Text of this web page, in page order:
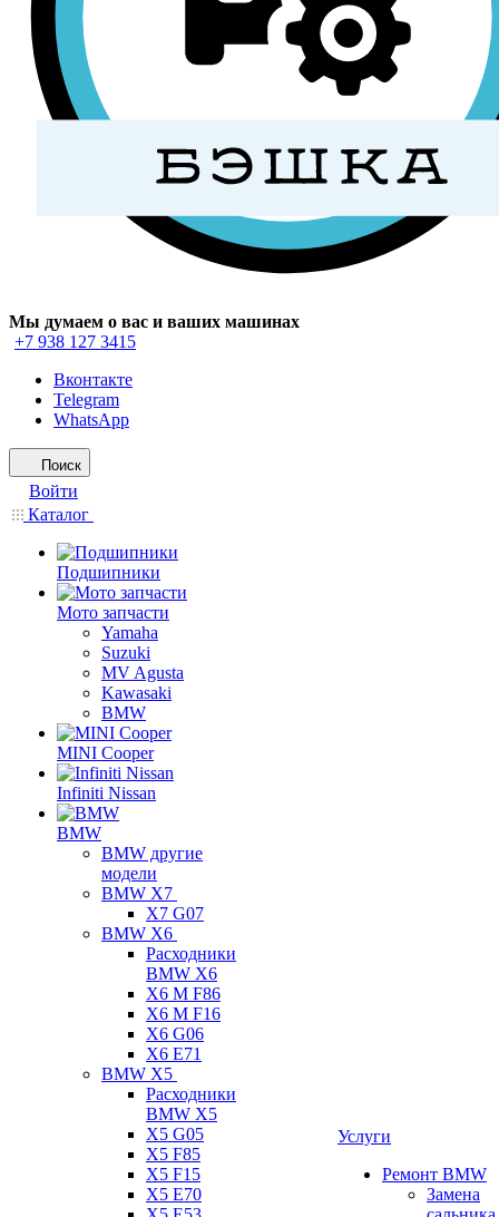
Мы думаем о вас и ваших машинах
+7 938 127 3415
Вконтакте
Telegram
WhatsApp
Поиск
Войти
Каталог
Подшипники
Мото запчасти
Yamaha
Suzuki
MV Agusta
Kawasaki
BMW
MINI Cooper
Infiniti Nissan
BMW
BMW другие
модели
BMW X7
X7 G07
BMW X6
Расходники
BMW X6
X6 M F86
X6 M F16
X6 G06
X6 E71
BMW X5
Расходники
BMW X5
X5 G05
X5 F85
X5 F15
X5 E70
Услуги
Ремонт BMW
Замена